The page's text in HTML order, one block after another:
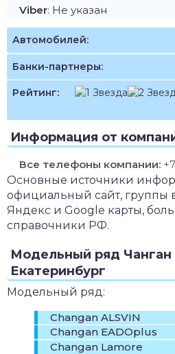
Viber: Не указан
Автомобилей:
Банки-партнеры:
Рейтинг:
Информация от
Все телефоны компании:
Основные источники
официальный сайт, группы
Яндекс и Google карты,
справочники РФ.
Модельный ряд Чанган
Екатеринбург
Модельный ряд:
Changan ALSVIN
Changan EADOplus
Changan Lamore